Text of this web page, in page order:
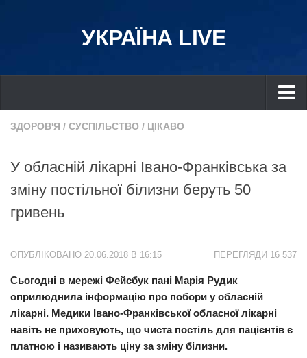
УКРАЇНА LIVE
Україна
Дніпро
Львів
Івано-Франківськ
Донбас
Одеса
Схід
Прикарпаття
Економіка
ЗДОРОВ'Я / СУСПІЛЬСТВО / ЦІКАВО
У обласній лікарні Івано-Франківська за
зміну постільної білизни беруть 50
гривень
ПЕРЕГЛЯДИ 16 537
ОПУБЛІКОВАНО 20.06.2018 В 16:15
Сьогодні в мережі Фейсбук пані Марія Рудик
оприлюднила інформацію про побори у обласній
лікарні. Медики Івано-Франківської обласної лікарні
навіть не приховують, що чиста постіль для пацієнтів є
платною і називають ціну за зміну білизни.